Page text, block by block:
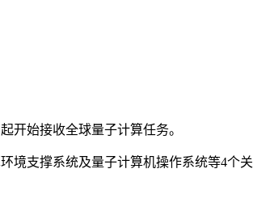
始接收全球量子计算任务。
支撑系统及量子计算机操作系统等4个关